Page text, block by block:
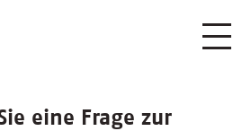
eine Frage zur